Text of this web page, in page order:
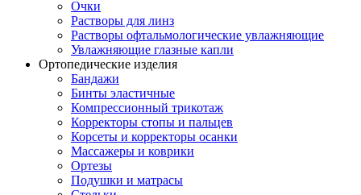
Очки
Растворы для линз
Растворы офтальмологические увлажняющие
Увлажняющие глазные капли
Ортопедические изделия
Бандажи
Бинты эластичные
Компрессионный трикотаж
Корректоры стопы и пальцев
Корсеты и корректоры осанки
Массажеры и коврики
Ортезы
Подушки и матрасы